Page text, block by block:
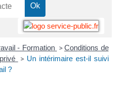
- Formation > Conditions de
> Un intérimaire est-il suivi
?